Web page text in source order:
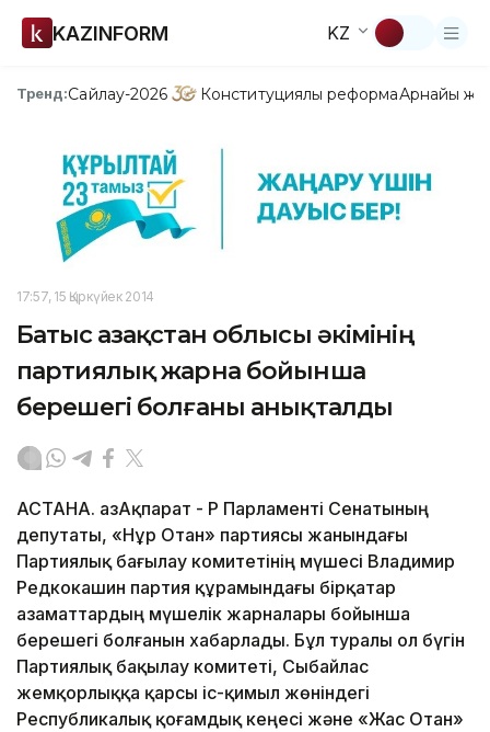
KAZINFORM KZ
Тренд:Сайлау-2026 Конституциялық реформаАрнайы
17:57, 15 Қыркүйек 2014
Батыс Қазақстан облысы әкімінің
партиялық жарна бойынша
берешегі болғаны анықталды
АСТАНА. ҚазАқпарат - ҚР Парламенті Сенатының
депутаты, «Нұр Отан» партиясы жанындағы
Партиялық бағылау комитетінің мүшесі Владимир
Редкокашин партия құрамындағы бірқатар
азаматтардың мүшелік жарналары бойынша
берешегі болғанын хабарлады. Бұл туралы ол бүгін
Партиялық бақылау комитеті, Сыбайлас
жемқорлыққа қарсы іс-қимыл жөніндегі
Республикалық қоғамдық кеңесі және «Жас Отан»